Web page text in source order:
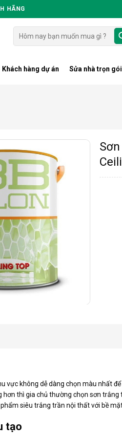
HÃNG
Tìm
kiếm:
Khách hàng dự án Sửa nhà trọn gói
vực không dễ dàng chọn màu nhất
hơn thì gia chủ thường chọn sơn
phẩm siêu trắng trần nội thất với bề
tạo